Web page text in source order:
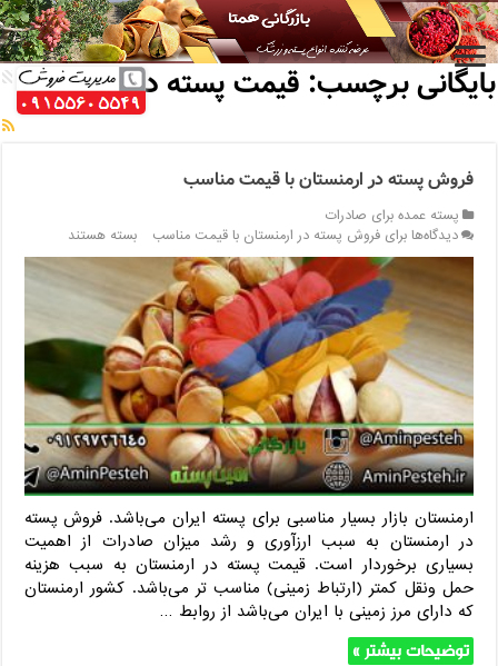
خانه / بایگانی برچسب: قیمت پسته در ارمنستان
بایگانی برچسب: قیمت پسته در ارمنستان
فروش پسته در ارمنستان با قیمت مناسب
پسته عمده برای صادرات
دیدگاه‌هابرای فروش پسته در ارمنستان با قیمت مناسب بسته هستند
ارمنستان بازار بسیار مناسبی برای پسته ایران می‌باشد. فروش پسته
در ارمنستان به سبب ارزآوری و رشد میزان صادرات از اهمیت
بسیاری برخوردار است. قیمت پسته در ارمنستان به سبب هزینه
حمل ونقل کمتر (ارتباط زمینی) مناسب تر می‌باشد. کشور ارمنستان
که دارای مرز زمینی با ایران می‌باشد از روابط …
توضیحات بیشتر »